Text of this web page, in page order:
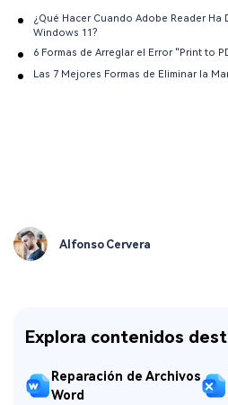
¿Qué Hacer Cuando Adobe Reader Ha
Windows 11?
6 Formas de Arreglar el Error "Print to
Las 7 Mejores Formas de Eliminar la
Alfonso Cervera
Explora contenidos
Reparación de Archivos
Word